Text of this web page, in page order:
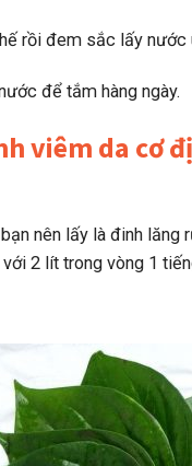
rồi đem sắc lấy nước
để tắm hàng ngày.
viêm da cơ
nên lấy là đinh lăng
2 lít trong vòng 1